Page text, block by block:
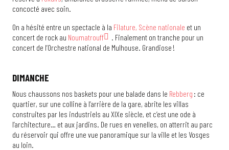
concocté avec soin.
On a hésité entre un spectacle à la Filature, Scène nationale et un
concert de rock au Noumatrouff
. Finalement on tranche pour un
concert de l’Orchestre national de Mulhouse. Grandiose !
DIMANCHE
Nous chaussons nos baskets pour une balade dans le Rebberg : ce
quartier, sur une colline à l’arrière de la gare, abrite les villas
construites par les industriels au XIXe siècle, et c’est une ode à
l’architecture… et aux jardins. De rues en venelles, on atterrit au parc
du réservoir qui offre une vue panoramique sur la ville et les Vosges
au loin.